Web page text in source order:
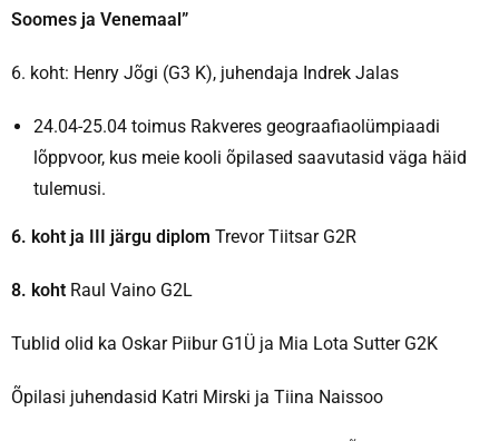
Soomes ja Venemaal”
6. koht: Henry Jõgi (G3 K), juhendaja Indrek Jalas
24.04-25.04 toimus Rakveres geograafiaolümpiaadi
lõppvoor, kus meie kooli õpilased saavutasid väga häid
tulemusi.
6. koht ja III järgu diplom Trevor Tiitsar G2R
8. koht Raul Vaino G2L
Tublid olid ka Oskar Piibur G1Ü ja Mia Lota Sutter G2K
Õpilasi juhendasid Katri Mirski ja Tiina Naissoo